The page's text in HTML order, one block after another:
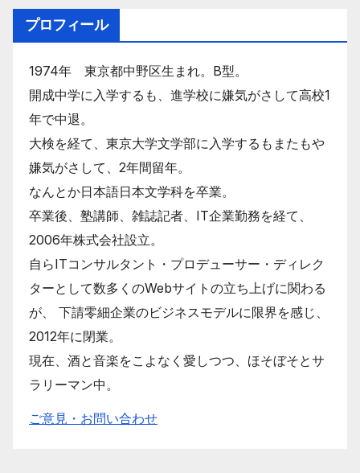
プロフィール
1974年 東京都中野区生まれ。B型。
開成中学に入学するも、進学校に嫌気がさして高校1
年で中退。
大検を経て、東京大学文学部に入学するもまたもや
嫌気がさして、2年間留年。
なんとか日本語日本文学科を卒業。
卒業後、塾講師、雑誌記者、IT企業勤務を経て、
2006年株式会社設立。
自らITコンサルタント・プロデューサー・ディレク
ターとして数多くのWebサイトの立ち上げに関わる
が、 下請零細企業のビジネスモデルに限界を感じ、
2012年に閉業。
現在、酒と音楽をこよなく愛しつつ、ほそぼそとサ
ラリーマン中。
ご意見・お問い合わせ